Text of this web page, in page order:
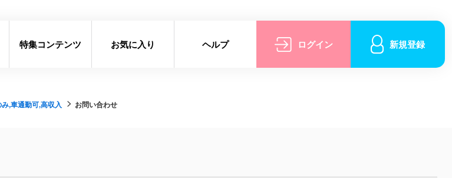
特集コンテンツ お気に入り ヘルプ ログイン 新規登録
,車通勤可,高収入 お問い合わせ